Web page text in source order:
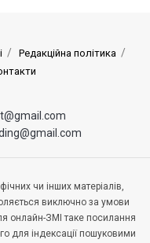
Редакційна політика
чи інших матеріалів,
виключно за умови
онлайн-ЗМІ таке посилання
для індексації пошуковими